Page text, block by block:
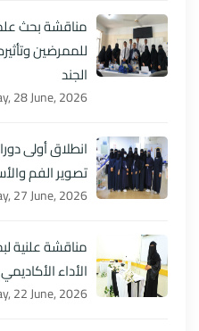
مناقشة بحث
للممرضين
الجند
28 June, 2026
انطلاق أولى
تصوير الفم
27 June, 2026
مناقشة علنية
الأداء
22 June, 2026